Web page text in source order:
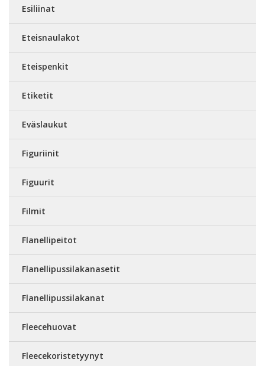
Esiliinat
Eteisnaulakot
Eteispenkit
Etiketit
Eväslaukut
Figuriinit
Figuurit
Filmit
Flanellipeitot
Flanellipussilakanasetit
Flanellipussilakanat
Fleecehuovat
Fleecekoristetyynyt